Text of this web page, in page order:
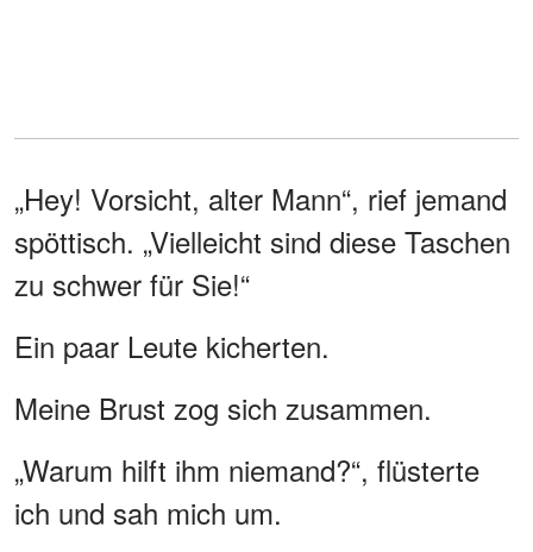
„Hey! Vorsicht, alter Mann“, rief jemand
spöttisch. „Vielleicht sind diese Taschen
zu schwer für Sie!“
Ein paar Leute kicherten.
Meine Brust zog sich zusammen.
„Warum hilft ihm niemand?“, flüsterte
ich und sah mich um.